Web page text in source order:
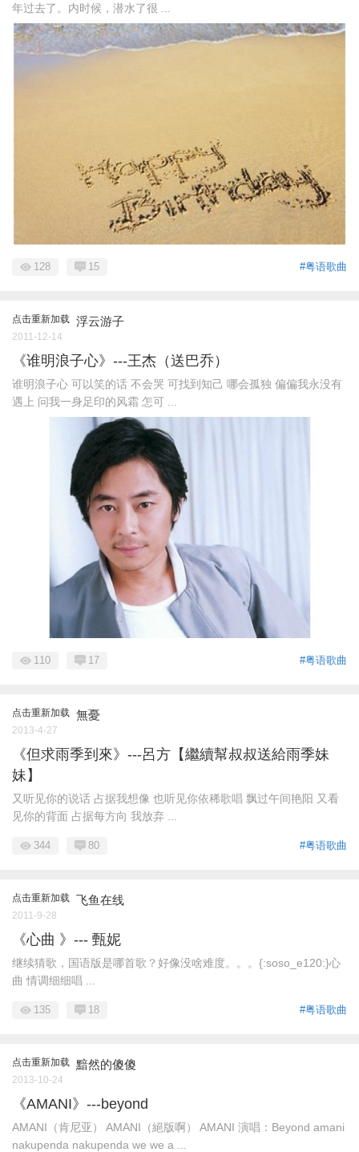
年过去了。内时候，潜水了很 ...
#粤语歌曲
128 15
点击重新加载 浮云游子
2011-12-14
《谁明浪子心》---王杰（送巴乔）
谁明浪子心 可以笑的话 不会哭 可找到知己 哪会孤独 偏偏我永没有
遇上 问我一身足印的风霜 怎可 ...
#粤语歌曲
110 17
点击重新加载 無憂
2013-4-27
《但求雨季到來》---呂方【繼續幫叔叔送給雨季妹
妹】
又听见你的说话 占据我想像 也听见你依稀歌唱 飘过午间艳阳 又看
见你的背面 占据每方向 我放弃 ...
#粤语歌曲
344 80
点击重新加载 飞鱼在线
2011-9-28
《心曲 》--- 甄妮
继续猜歌，国语版是哪首歌？好像没啥难度。。。{:soso_e120:}心
曲 情调细细唱 ...
#粤语歌曲
135 18
点击重新加载 黯然的傻傻
2013-10-24
《AMANI》---beyond
AMANI（肯尼亚） AMANI（絕版啊） AMANI 演唱：Beyond amani
nakupenda nakupenda we we a ...